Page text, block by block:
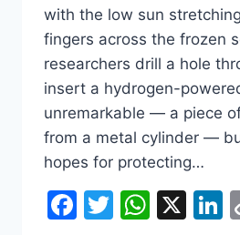
with the low sun
fingers across the frozen
researchers drill a hole
insert a hydrogen-
unremarkable — a piece
from a metal cylinder —
hopes for protecting…
Facebook
Twitter
X